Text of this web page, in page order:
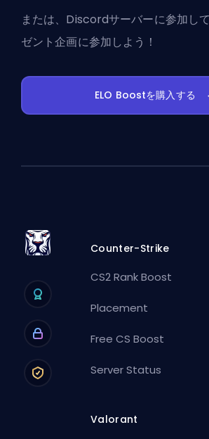
または、 Discordサーバーに参加し
ゼント企画に参加しよう！
ELO Boostを購入する
Counter-Strike
CS2 Rank Boost
Placement
Free CS Boost
Server Status
Valorant